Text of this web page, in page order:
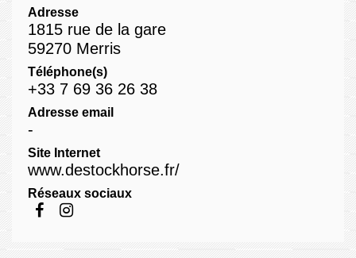
Adresse
1815 rue de la gare
59270 Merris
Téléphone(s)
+33 7 69 36 26 38
Adresse email
-
Site Internet
www.destockhorse.fr/
Réseaux sociaux